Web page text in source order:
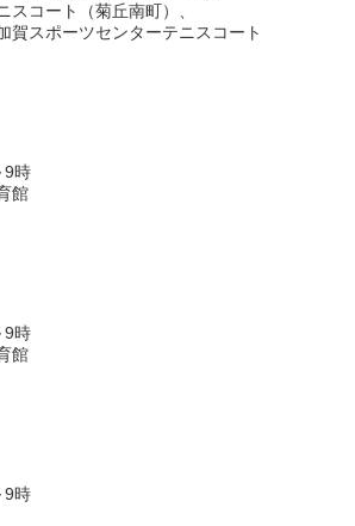
スコート（菊丘南町）、
ポーツセンターテニスコート
9時
館
9時
館
9時